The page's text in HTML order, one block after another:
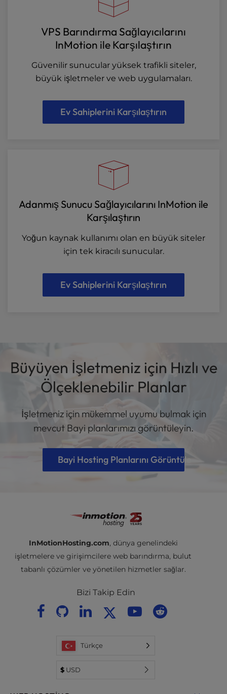
VPS Barındırma Sağlayıcılarını
InMotion ile Karşılaştırın
Güvenilir sunucular yüksek trafikli siteler,
büyük işletmeler ve web uygulamaları.
Ev Sahiplerini Karşılaştırın
Adanmış Sunucu Sağlayıcılarını InMotion ile
Karşılaştırın
Yoğun kaynak kullanımı olan en büyük siteler
için tek kiracılı sunucular.
Ev Sahiplerini Karşılaştırın
Büyüyen İşletmeniz için Hızlı ve
Ölçeklenebilir Planlar
İşletmeniz için mükemmel uyumu bulmak için
mevcut Bayi planlarımızı görüntüleyin.
Bayi Hosting Planlarını Görüntüle
InMotionHosting.com, dünya genelindeki
işletmelere ve girişimcilere web barındırma, bulut
tabanlı çözümler ve yönetilen hizmetler sağlar.
Bizi Takip Edin
Türkçe
$USD